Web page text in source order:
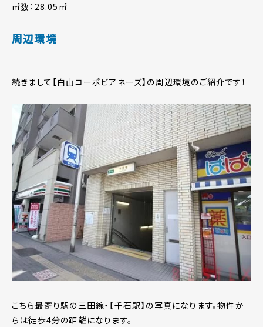
㎡数：28.05㎡
周辺環境
続きまして【白山コーポビアネーズ】の周辺環境のご紹介です！
こちら最寄り駅の三田線・【千石駅】の写真になります。物件か
らは徒歩4分の距離になります。